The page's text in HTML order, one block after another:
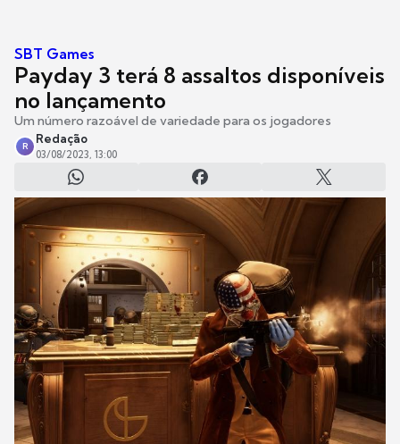
SBT Games
Payday 3 terá 8 assaltos disponíveis
no lançamento
Um número razoável de variedade para os jogadores
R
Redação
03/08/2023, 13:00